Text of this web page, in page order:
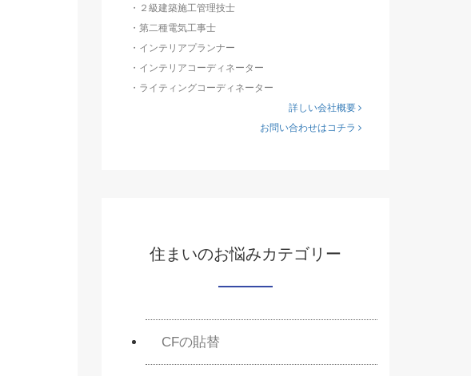
・２級建築施工管理技士
・第二種電気工事士
・インテリアプランナー
・インテリアコーディネーター
・ライティングコーディネーター
詳しい会社概要
お問い合わせはコチラ
住まいのお悩みカテゴリー
CFの貼替